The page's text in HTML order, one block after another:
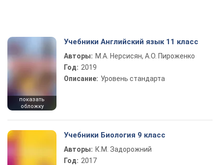
показать
обложку
Учебники Английский язык 11 класс
Авторы: М.А. Нерсисян, А.О. Пироженко
Год: 2019
Описание: Уровень стандарта
Учебники Биология 9 класс
Авторы: К.М. Задорожний
Год: 2017